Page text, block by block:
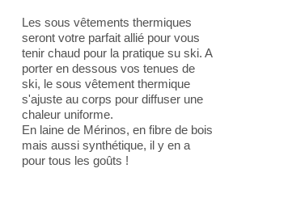
Les sous vêtements thermiques
seront votre parfait allié pour vous
tenir chaud pour la pratique su ski. A
porter en dessous vos tenues de
ski, le sous vêtement thermique
s'ajuste au corps pour diffuser une
chaleur uniforme.
En laine de Mérinos, en fibre de bois
mais aussi synthétique, il y en a
pour tous les goûts !